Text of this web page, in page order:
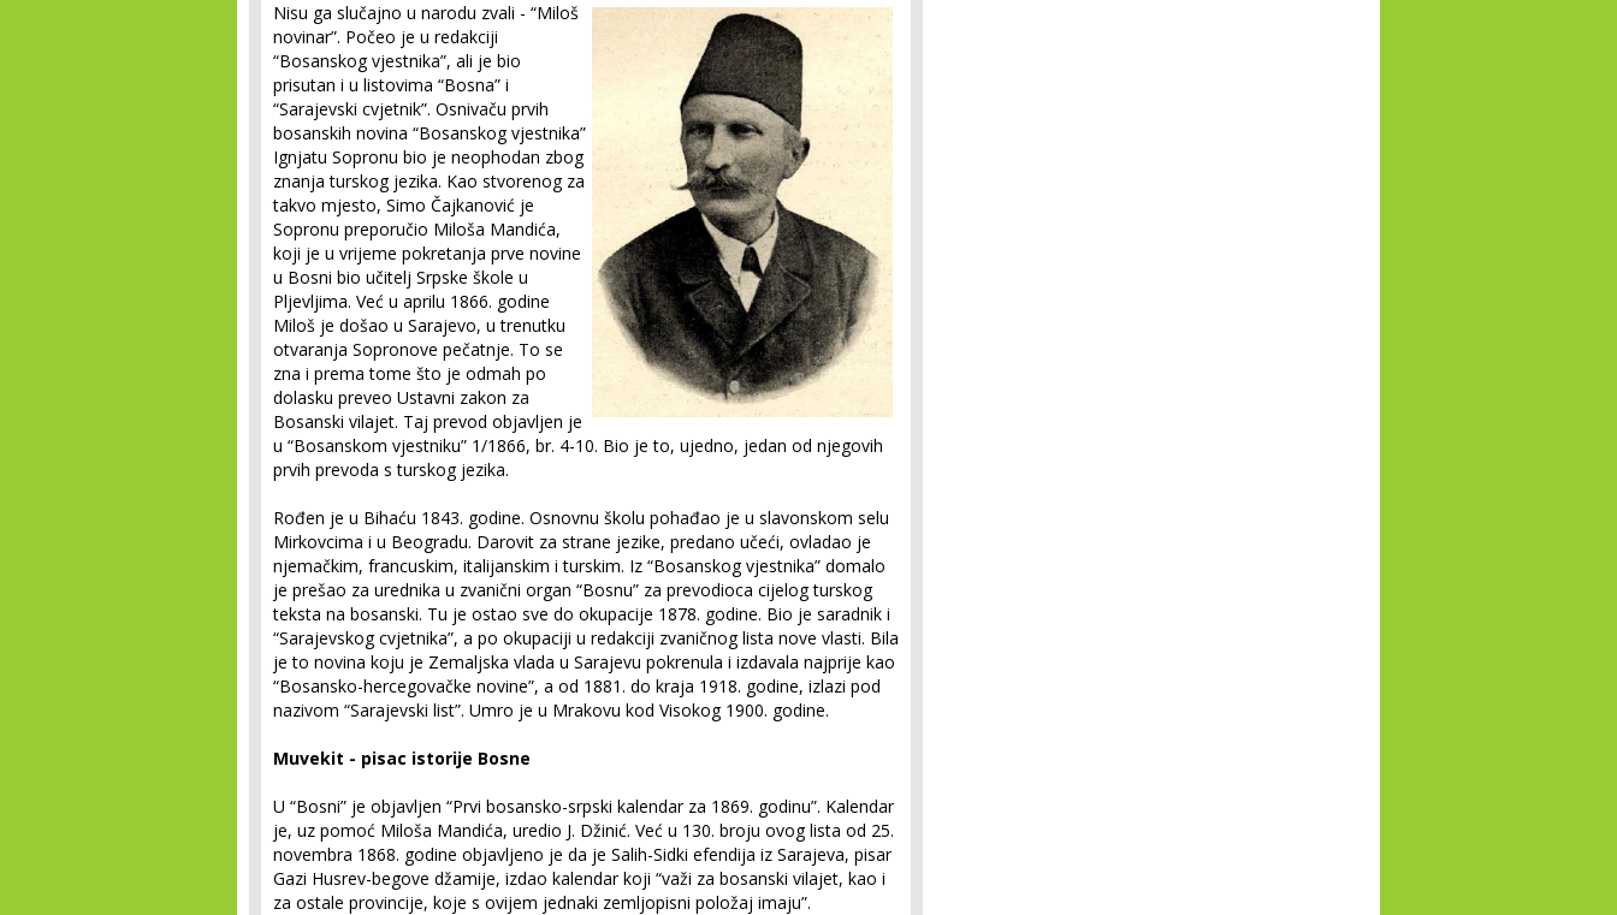
Nisu ga slučajno u narodu zvali - “Miloš
novinar”. Počeo je u redakciji
“Bosanskog vjestnika”, ali je bio
prisutan i u listovima “Bosna” i
“Sarajevski cvjetnik”. Osnivaču prvih
bosanskih novina “Bosanskog vjestnika”
Ignjatu Sopronu bio je neophodan zbog
znanja turskog jezika. Kao stvorenog za
takvo mjesto, Simo Čajkanović je
Sopronu preporučio Miloša Mandića,
koji je u vrijeme pokretanja prve novine
u Bosni bio učitelj Srpske škole u
Pljevljima. Već u aprilu 1866. godine
Miloš je došao u Sarajevo, u trenutku
otvaranja Sopronove pečatnje. To se
zna i prema tome što je odmah po
dolasku preveo Ustavni zakon za
Bosanski vilajet. Taj prevod objavljen je
u “Bosanskom vjestniku” 1/1866, br. 4-10. Bio je to, ujedno, jedan od njegovih
prvih prevoda s turskog jezika.
Rođen je u Bihaću 1843. godine. Osnovnu školu pohađao je u slavonskom selu
Mirkovcima i u Beogradu. Darovit za strane jezike, predano učeći, ovladao je
njemačkim, francuskim, italijanskim i turskim. Iz “Bosanskog vjestnika” domalo
je prešao za urednika u zvanični organ “Bosnu” za prevodioca cijelog turskog
teksta na bosanski. Tu je ostao sve do okupacije 1878. godine. Bio je saradnik i
“Sarajevskog cvjetnika”, a po okupaciji u redakciji zvaničnog lista nove vlasti. Bila
je to novina koju je Zemaljska vlada u Sarajevu pokrenula i izdavala najprije kao
“Bosansko-hercegovačke novine”, a od 1881. do kraja 1918. godine, izlazi pod
nazivom “Sarajevski list”. Umro je u Mrakovu kod Visokog 1900. godine.
Muvekit - pisac istorije Bosne
U “Bosni” je objavljen “Prvi bosansko-srpski kalendar za 1869. godinu”. Kalendar
je, uz pomoć Miloša Mandića, uredio J. Džinić. Već u 130. broju ovog lista od 25.
novembra 1868. godine objavljeno je da je Salih-Sidki efendija iz Sarajeva, pisar
Gazi Husrev-begove džamije, izdao kalendar koji “važi za bosanski vilajet, kao i
za ostale provincije, koje s ovijem jednaki zemljopisni položaj imaju”.